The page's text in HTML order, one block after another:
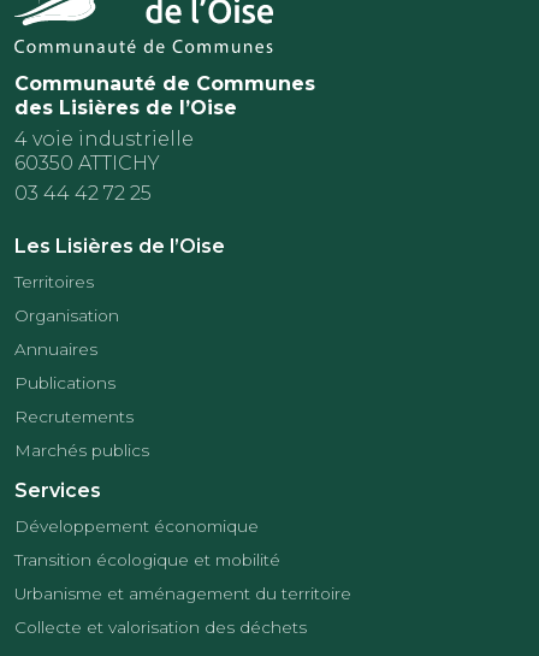
Communauté de Communes
des Lisières de l’Oise
4 voie industrielle
60350 ATTICHY
03 44 42 72 25
Les Lisières de l’Oise
Territoires
Organisation
Annuaires
Publications
Recrutements
Marchés publics
Services
Développement économique
Transition écologique et mobilité
Urbanisme et aménagement du territoire
Collecte et valorisation des déchets